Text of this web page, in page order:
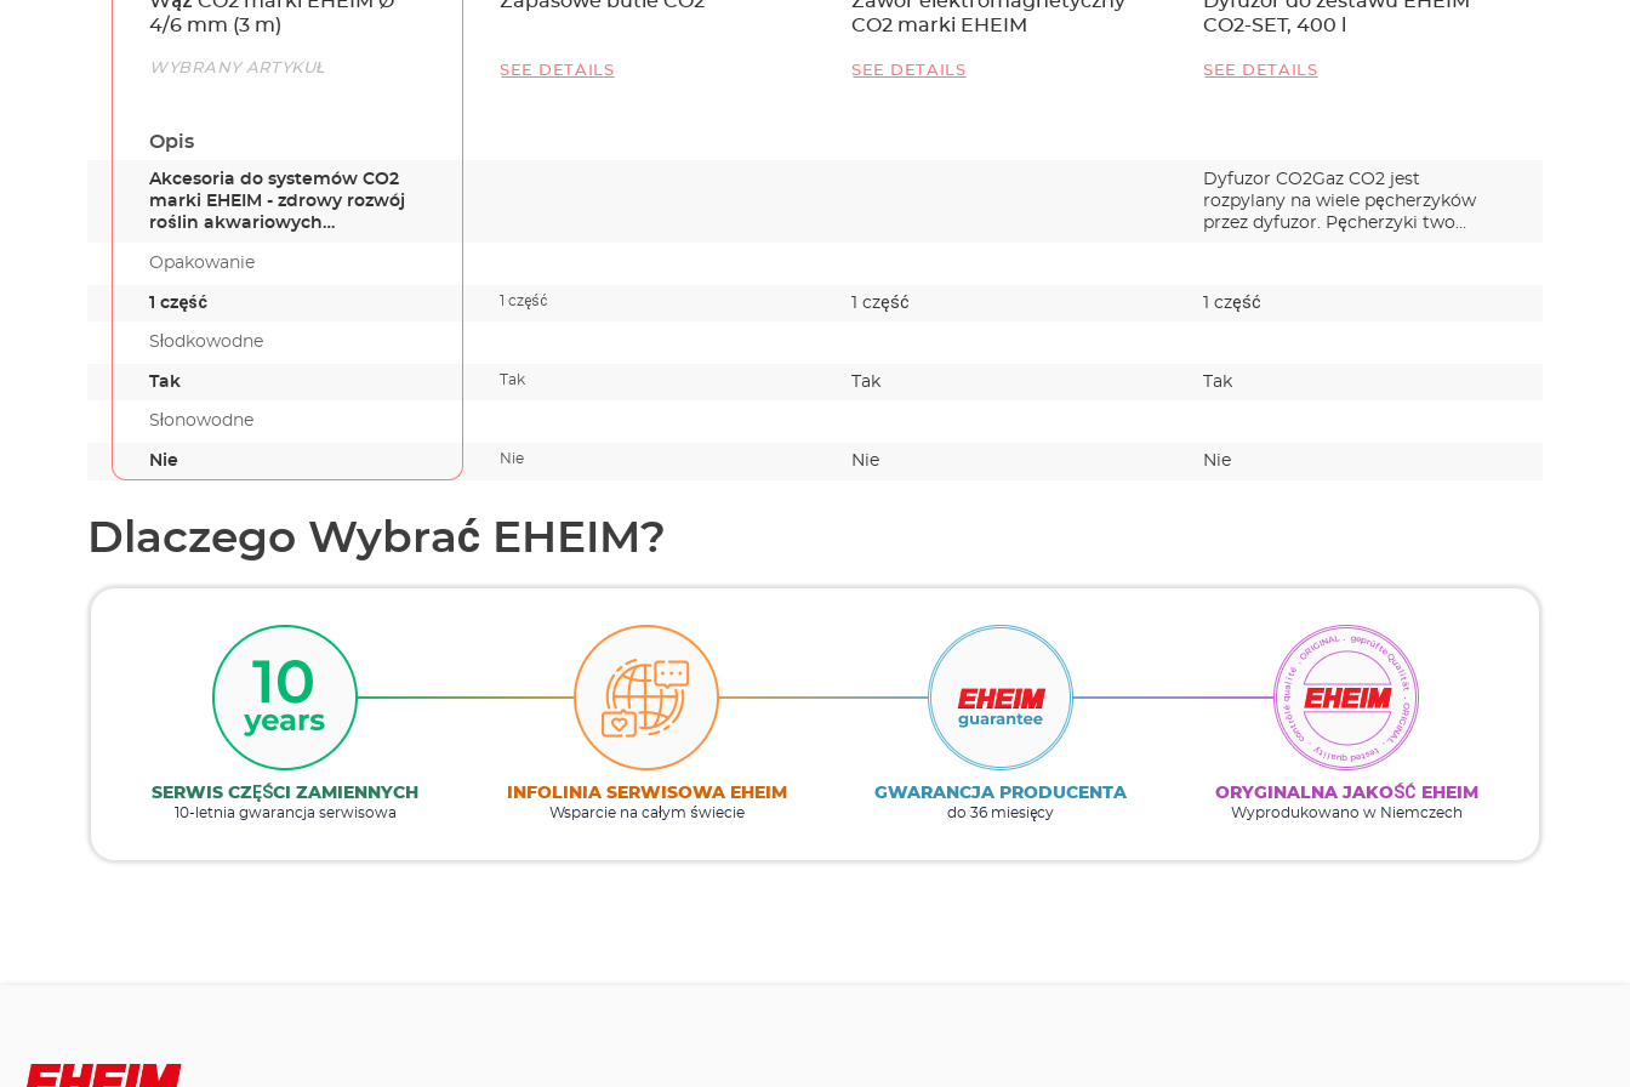
4/6 mm (3 m)
CO2 marki EHEIM
CO2-SET, 400 l
Link
WYBRANY ARTYKUŁ SEE DETAILS SEE DETAILS SEE DETAILS
Opis
Akcesoria do systemów CO2
marki EHEIM - zdrowy rozwój
roślin akwariowych
Dyfuzor CO2Gaz CO2 jest
rozpylany na wiele pęcherzyków
przez dyfuzor. Pęcherzyki two…
Opakowanie
1 część 1 część 1 część 1 część
Słodkowodne
Tak Tak Tak Tak
Słonowodne
Nie Nie Nie Nie
Dlaczego Wybrać EHEIM?
SERWIS CZĘŚCI ZAMIENNYCH
10-letnia gwarancja serwisowa
INFOLINIA SERWISOWA EHEIM
Wsparcie na całym świecie
GWARANCJA PRODUCENTA
do 36 miesięcy
ORYGINALNA JAKOŚĆ EHEIM
Wyprodukowano w Niemczech